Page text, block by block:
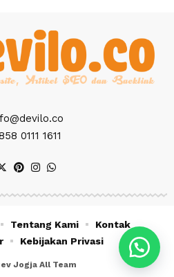
0111 1611
Jogja All Team
Tentang Kami
Kontak
Kebijakan Privasi